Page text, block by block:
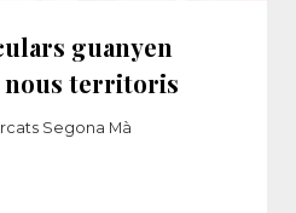
guanyen
nous territoris
Segona Mà